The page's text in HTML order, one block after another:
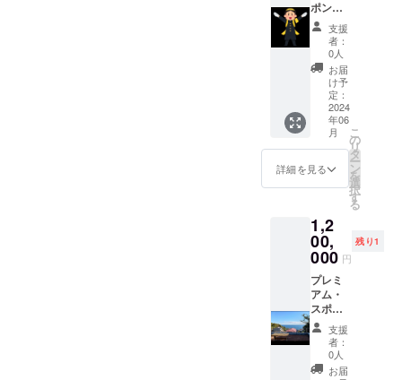
位にな
るた
め、リ
ラック
ス効果
を得ら
れるこ
とが特
徴で
す。心
かに、
リラッ
組むこ
とで、
すっき
りした
気分に
なるで
しょ
う。 50
代から
のヨガ
近年50
んちゃ
ん用ご
飯付き
（小型
犬は2
頭、大
型犬は1
頭のみ
朝食を
ご提
供） ※
わん
は1頭に
付き別
途宿泊
料金が
かかり
ます。1
室に対
してわ
んちゃ
んは2頭
まで
まで宿
泊でき
ますが1
名様増
えるご
とに別
途1泊朝
食付ご
宿泊料
金がか
かりま
す。 ※
わん
場合1頭
施設利
用料が
通常小
型犬10
キロま
で2000
円+税、
10キロ
以上か
ら40キ
（フル
ネーム
たは企
業名、
通称
名）を
ご記入
くださ
い。 ※
通称名
につい
て公序
良俗に
店が不
適切と
判断す
るもの
につい
ては変
更をお
願い、
もしく
は掲載
をお断
さった
費用
で、
Stella
Marina
癒しの
根幹と
も言え
る露天
風呂を
調達し
ます。
ご支援
名前を
さりげ
なく露
天風呂
入り口
の記名
板に刻
印させ
て頂き
ます。
【お名
ポン
サー
（個人
様／企
業様）
Stella
Marina
に共感
頂き、
資金面
で援助
したい
と思っ
有難い
スポン
サーの
方々へ
Stella
Marina
2客室で
オープ
ンしま
す。 客
室1室の
支援
者：
0人
お届
け予
定：
2024
年06
月
詳細を見る
こ
の
リ
タ
ー
ン
を
選
択
す
る
1,2
00,
000 円
残り1
プレミ
アム・
スポン
サー
（個人
様／企
業様）
支援
者：
0人
お届